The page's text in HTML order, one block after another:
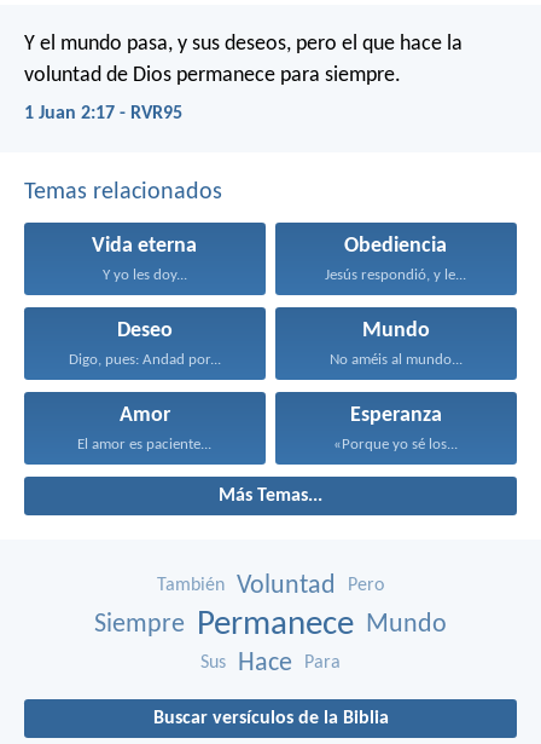
Y el mundo pasa, y sus deseos, pero el que hace la
voluntad de Dios permanece para siempre.
1 Juan 2:17 - RVR95
Temas relacionados
Vida eterna
Y yo les doy...
Obediencia
Jesús respondió, y le...
Deseo
Digo, pues: Andad por...
Mundo
No améis al mundo...
Amor
El amor es paciente...
Esperanza
«Porque yo sé los...
Más Temas...
También Voluntad Pero
Siempre Permanece Mundo
Sus Hace Para
Buscar versículos de la Biblia